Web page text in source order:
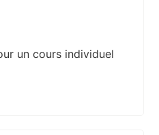
un cours individuel